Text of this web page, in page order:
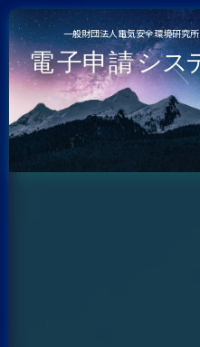
一般財団法人電気安全環境研究所